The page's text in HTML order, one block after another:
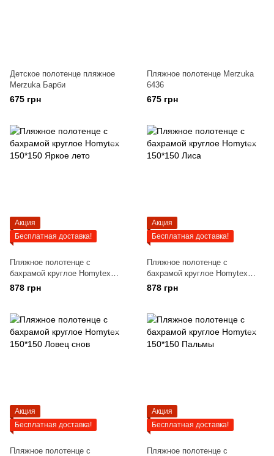
Детское полотенце пляжное
Merzuka Барби
675 грн
Пляжное полотенце Merzuka
6436
675 грн
Акция
Бесплатная доставка!
Пляжное полотенце с
бахрамой круглое Homytex
150*150 Яркое лето
878 грн
Акция
Бесплатная доставка!
Пляжное полотенце с
бахрамой круглое Homytex
150*150 Лиса
878 грн
Акция
Бесплатная доставка!
Пляжное полотенце с
Акция
Бесплатная доставка!
Пляжное полотенце с